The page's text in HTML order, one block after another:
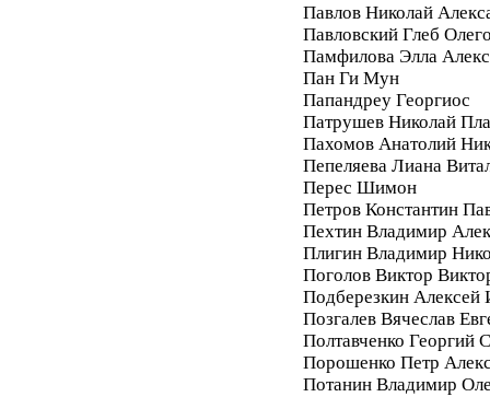
Павлов Николай
Павловский Глеб
Памфилова Элла
Пан Ги Мун
Папандреу Георгиос
Патрушев Николай
Пахомов Анатолий
Пепеляева Лиана
Перес Шимон
Петров Константин
Пехтин Владимир
Плигин Владимир
Поголов Виктор
Подберезкин Алексей
Позгалев Вячеслав
Полтавченко Георгий
Порошенко Петр
Потанин Владимир